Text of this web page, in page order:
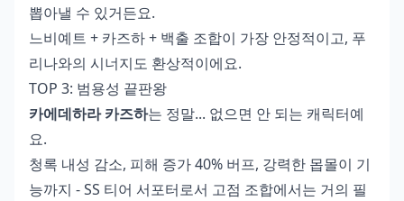
뽑아낼 수 있거든요.
느비예트 + 카즈하 + 백출 조합이 가장 안정적이고, 푸
리나와의 시너지도 환상적이에요.
TOP 3: 범용성 끝판왕
카에데하라 카즈하는 정말... 없으면 안 되는 캐릭터예
요.
청록 내성 감소, 피해 증가 40% 버프, 강력한 몹몰이 기
능까지 - SS 티어 서포터로서 고점 조합에서는 거의 필